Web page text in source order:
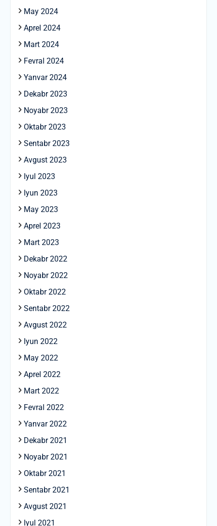
May 2024
Aprel 2024
Mart 2024
Fevral 2024
Yanvar 2024
Dekabr 2023
Noyabr 2023
Oktabr 2023
Sentabr 2023
Avgust 2023
Iyul 2023
Iyun 2023
May 2023
Aprel 2023
Mart 2023
Dekabr 2022
Noyabr 2022
Oktabr 2022
Sentabr 2022
Avgust 2022
Iyun 2022
May 2022
Aprel 2022
Mart 2022
Fevral 2022
Yanvar 2022
Dekabr 2021
Noyabr 2021
Oktabr 2021
Sentabr 2021
Avgust 2021
Iyul 2021